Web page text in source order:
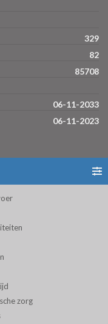
329
82
85708
06-11-2033
06-11-2023
zorg